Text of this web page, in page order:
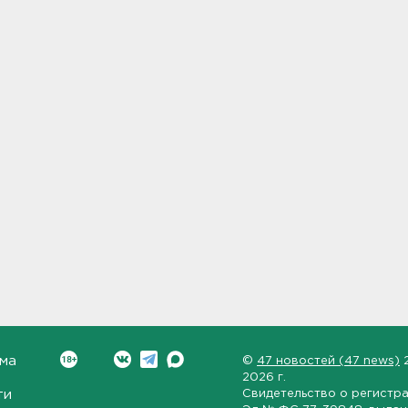
© 47 новостей (47 news)
2026 г.
Свидетельство о